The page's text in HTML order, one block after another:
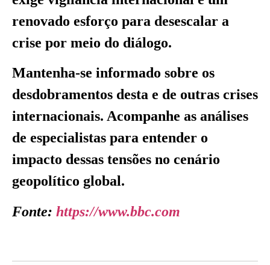
renovado esforço para desescalar a
crise por meio do diálogo.
Mantenha-se informado sobre os
desdobramentos desta e de outras crises
internacionais. Acompanhe as análises
de especialistas para entender o
impacto dessas tensões no cenário
geopolítico global.
Fonte: https://www.bbc.com